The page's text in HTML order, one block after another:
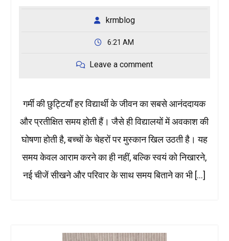
krmblog
6:21 AM
Leave a comment
गर्मी की छुट्टियाँ हर विद्यार्थी के जीवन का सबसे आनंददायक
और प्रतीक्षित समय होती हैं। जैसे ही विद्यालयों में अवकाश की
घोषणा होती है, बच्चों के चेहरों पर मुस्कान खिल उठती है। यह
समय केवल आराम करने का ही नहीं, बल्कि स्वयं को निखारने,
नई चीजें सीखने और परिवार के साथ समय बिताने का भी […]